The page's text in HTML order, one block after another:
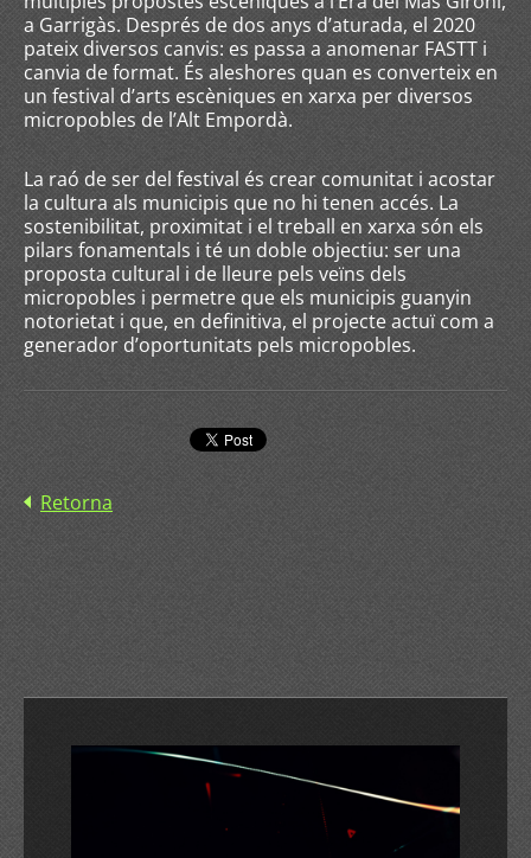
a Garrigàs. Després de dos anys d’aturada, el 2020
pateix diversos canvis: es passa a anomenar FASTT i
canvia de format. És aleshores quan es converteix en
un festival d’arts escèniques en xarxa per diversos
micropobles de l’Alt Empordà.
La raó de ser del festival és crear comunitat i acostar
la cultura als municipis que no hi tenen accés. La
sostenibilitat, proximitat i el treball en xarxa són els
pilars fonamentals i té un doble objectiu: ser una
proposta cultural i de lleure pels veïns dels
micropobles i permetre que els municipis guanyin
notorietat i que, en definitiva, el projecte actuï com a
generador d’oportunitats pels micropobles.
Retorna